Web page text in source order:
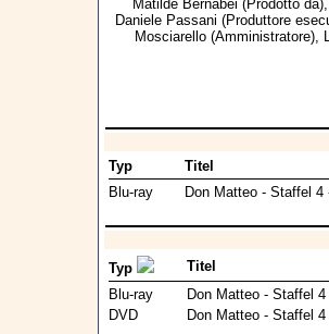
Matilde Bernabei (Prodotto
Daniele Passani (Produttore
Mosciarello (Amministratore),
Typ
Titel
Blu-ray
Don Matteo - Staffel
Typ
Titel
Blu-ray
Don Matteo - Staffel
DVD
Don Matteo - Staffel